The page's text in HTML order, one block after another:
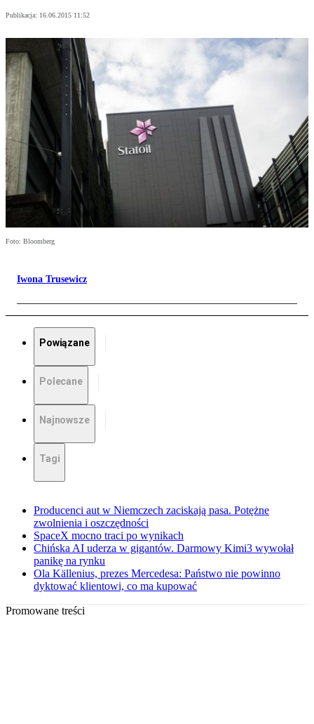
Publikacja: 16.06.2015 11:52
Foto: Bloomberg
Iwona Trusewicz
Powiązane
Polecane
Najnowsze
Tagi
Producenci aut w Niemczech zaciskają pasa. Potężne
zwolnienia i oszczędności
SpaceX mocno traci po wynikach
Chińska AI uderza w gigantów. Darmowy Kimi3 wywołał
panikę na rynku
Ola Källenius, prezes Mercedesa: Państwo nie powinno
dyktować klientowi, co ma kupować
Promowane treści